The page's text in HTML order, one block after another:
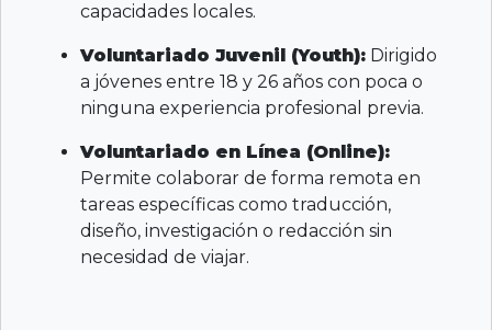
capacidades locales.
Voluntariado Juvenil (Youth): Dirigido
a jóvenes entre 18 y 26 años con poca o
ninguna experiencia profesional previa.
Voluntariado en Línea (Online):
Permite colaborar de forma remota en
tareas específicas como traducción,
diseño, investigación o redacción sin
necesidad de viajar.